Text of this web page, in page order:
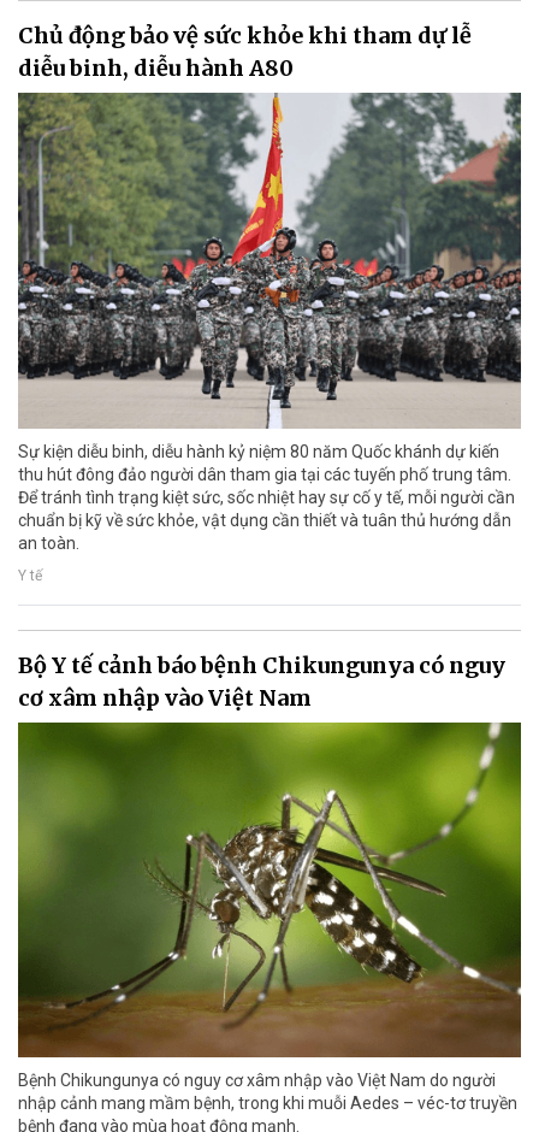
Chủ động bảo vệ sức khỏe khi tham dự lễ
diễu binh, diễu hành A80
Sự kiện diễu binh, diễu hành kỷ niệm 80 năm Quốc khánh dự kiến
thu hút đông đảo người dân tham gia tại các tuyến phố trung tâm.
Để tránh tình trạng kiệt sức, sốc nhiệt hay sự cố y tế, mỗi người cần
chuẩn bị kỹ về sức khỏe, vật dụng cần thiết và tuân thủ hướng dẫn
an toàn.
Y tế
Bộ Y tế cảnh báo bệnh Chikungunya có nguy
cơ xâm nhập vào Việt Nam
Bệnh Chikungunya có nguy cơ xâm nhập vào Việt Nam do người
nhập cảnh mang mầm bệnh, trong khi muỗi Aedes – véc-tơ truyền
bệnh đang vào mùa hoạt động mạnh.